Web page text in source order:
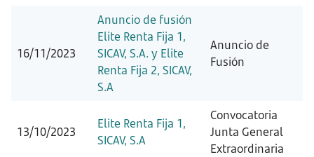
16/11/2023
Anuncio de fusión
Elite Renta Fija 1,
SICAV, S.A. y Elite
Renta Fija 2, SICAV,
S.A
Anuncio de
Fusión
13/10/2023
Elite Renta Fija 1,
SICAV, S.A
Convocatoria
Junta General
Extraordinaria